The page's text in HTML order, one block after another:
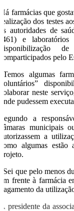
Há farmácias que
realização dos testes
as autoridades de
(461) e
disponibilização
comparticipados pelo
“Temos algumas
voluntários”
colaborar neste
onde pudessem
Segundo a
câmaras municipais
autorizassem a
como algumas
projeto.
“Sei que pelo menos
em frente à farmácia
pagamento da
A presidente da